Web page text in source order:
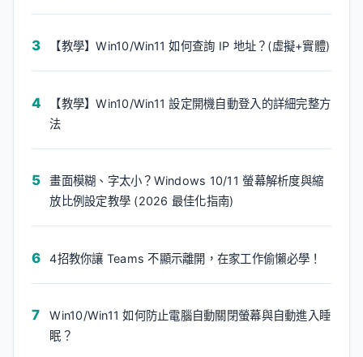
【教學】Win10/Win11 如何查詢 IP 地址？(虛擬+實體)
【教學】Win10/Win11 設定開機自動登入的詳細完整方
法
畫面模糊、字太小？Windows 10/11 螢幕解析度與縮
放比例設定教學 (2026 最佳化指南)
4招教你讓 Teams 不顯示離開，在家工作偷懶必學！
Win10/Win11 如何防止電腦自動關閉螢幕與自動進入睡
眠？